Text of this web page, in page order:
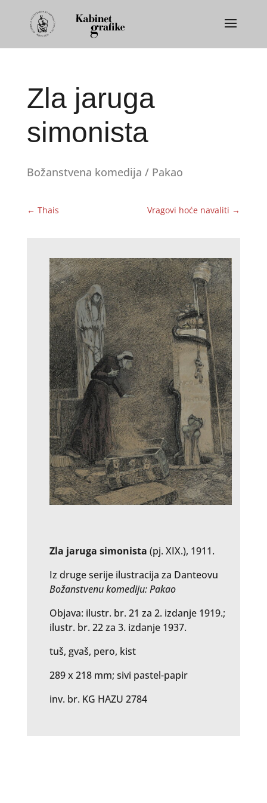
Zla jaruga
simonista
Božanstvena komedija / Pakao
← Thais Vragovi hoće navaliti →
Zla jaruga simonista (pj. XIX.), 1911.
Iz druge serije ilustracija za Danteovu
Božanstvenu komediju: Pakao
Objava: ilustr. br. 21 za 2. izdanje 1919.;
ilustr. br. 22 za 3. izdanje 1937.
tuš, gvaš, pero, kist
289 x 218 mm; sivi pastel-papir
inv. br. KG HAZU 2784